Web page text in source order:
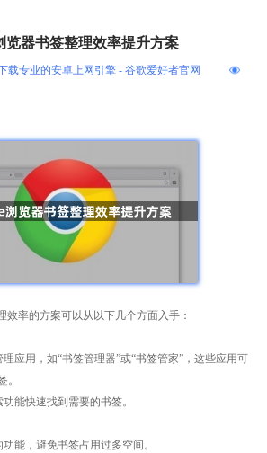
览器书签整理效率提升方案
载专业的安卓上网引擎 - 谷歌爱好者官网
效率的方案可以从以下几个方面入手：
应用，如“书签管理器”或“书签管家”，这些应用可
。
能快速找到需要的书签。
能，避免书签占用过多空间。